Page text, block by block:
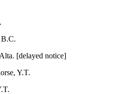
[delayed notice]
Y.T.